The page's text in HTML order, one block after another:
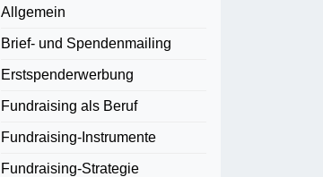
Allgemein
Brief- und Spendenmailing
Erstspenderwerbung
Fundraising als Beruf
Fundraising-Instrumente
Fundraising-Strategie